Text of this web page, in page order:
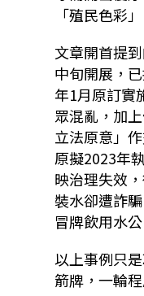
「殖民色彩
文章開首提
中旬開展，
年1月原訂實
眾混亂，加
立法原意」
原擬2023年
映治理失效
裝水卻遭詐
冒牌飲用水
以上事例只
箭牌，一輪